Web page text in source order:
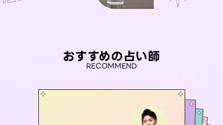
おすすめの占い師
RECOMMEND